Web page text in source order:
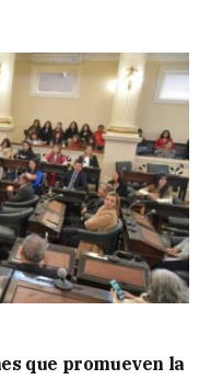
que promueven la